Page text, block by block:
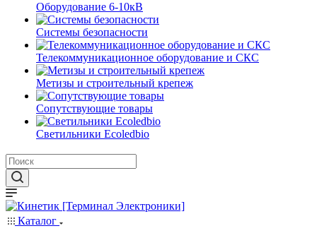
Оборудование 6-10кВ
Системы безопасности
Телекоммуникационное оборудование и СКС
Метизы и строительный крепеж
Сопутствующие товары
Светильники Ecoledbio
Каталог